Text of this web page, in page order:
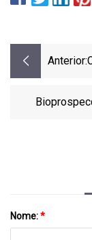
Anterior:
Nome:*